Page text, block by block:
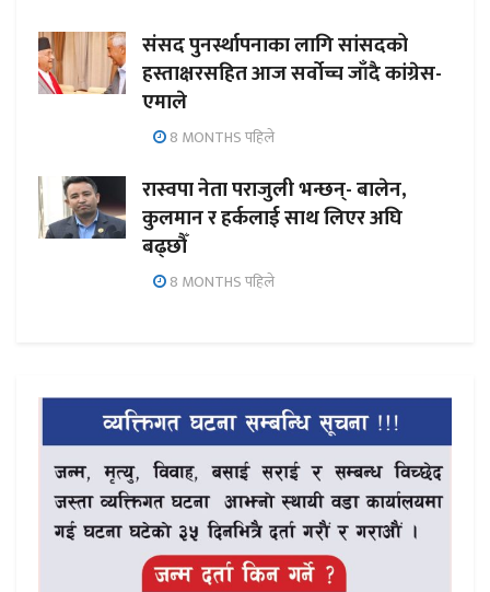
संसद पुनर्स्थापनाका लागि सांसदको
हस्ताक्षरसहित आज सर्वोच्च जाँदै कांग्रेस-
एमाले
8 MONTHS पहिले
रास्वपा नेता पराजुली भन्छन्- बालेन,
कुलमान र हर्कलाई साथ लिएर अघि
बढ्छौँ
8 MONTHS पहिले